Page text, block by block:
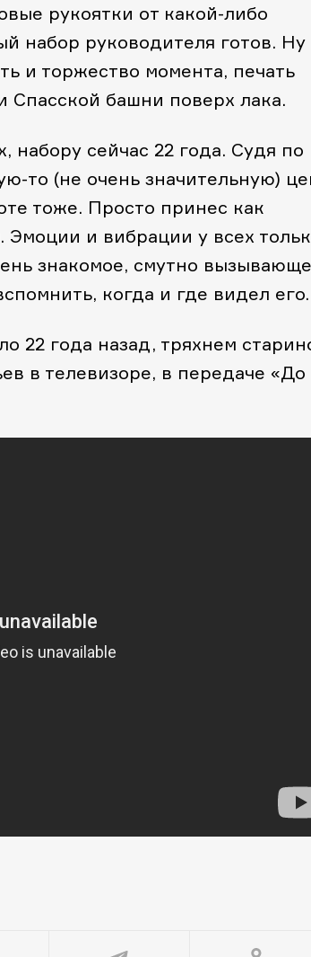
рукоятки от какой-либо
набор руководителя готов. Ну
и торжество момента, печать
Спасской башни поверх лака.
набору сейчас 22 года. Судя по
то (не очень значительную)
тоже. Просто принес как
Эмоции и вибрации у всех
знакомое, смутно
когда и где видел его.
22 года назад, тряхнем
в телевизоре, в передаче «До